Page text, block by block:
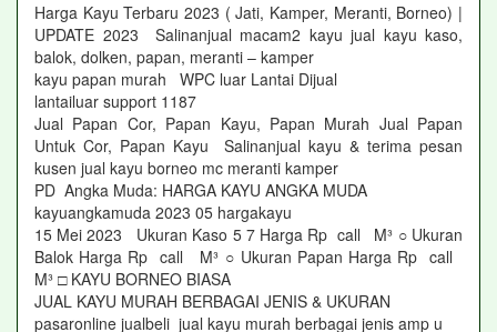
Harga Kayu Terbaru 2023 ( Jati, Kamper, Meranti, Borneo) |
UPDATE 2023 Salinanjual macam2 kayu jual kayu kaso,
balok, dolken, papan, meranti – kamper
kayu papan murah WPC luar Lantai Dijual
lantailuar support 1187
Jual Papan Cor, Papan Kayu, Papan Murah Jual Papan
Untuk Cor, Papan Kayu Salinanjual kayu & terima pesan
kusen jual kayu borneo mc meranti kamper
PD Angka Muda: HARGA KAYU ANGKA MUDA
kayuangkamuda 2023 05 hargakayu
15 Mei 2023 Ukuran Kaso 5 7 Harga Rp call M³ ○ Ukuran
Balok Harga Rp call M³ ○ Ukuran Papan Harga Rp call
M³ □ KAYU BORNEO BIASA
JUAL KAYU MURAH BERBAGAI JENIS & UKURAN
pasaronline jualbeli jual kayu murah berbagai jenis amp u